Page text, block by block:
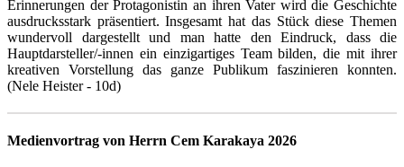
Erinnerungen der Protagonistin an ihren Vater wird die Geschichte
ausdrucksstark präsentiert. Insgesamt hat das Stück diese Themen
wundervoll dargestellt und man hatte den Eindruck, dass die
Hauptdarsteller/-innen ein einzigartiges Team bilden, die mit ihrer
kreativen Vorstellung das ganze Publikum faszinieren konnten.
(Nele Heister - 10d)
Medienvortrag von Herrn Cem Karakaya 2026